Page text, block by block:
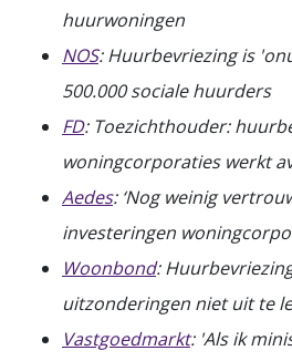
huurwoningen
NOS: Huurbevriezing is
500.000 sociale huurders
FD: Toezichthouder:
woningcorporaties werkt
Aedes: ‘Nog weinig
investeringen
Woonbond:
uitzonderingen niet uit te
Vastgoedmarkt: 'Als ik